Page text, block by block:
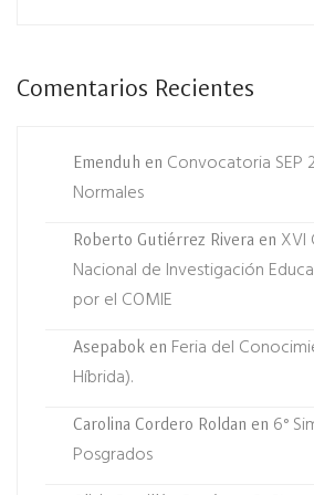
Comentarios Recientes
Emenduh en Convocatoria SEP
Normales
Roberto Gutiérrez Rivera en XVI
Nacional de Investigación
por el COMIE
Asepabok en Feria del
Híbrida).
Carolina Cordero Roldan en 6°
Posgrados